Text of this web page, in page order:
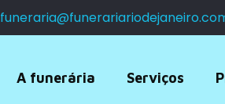
A funerária Serviços